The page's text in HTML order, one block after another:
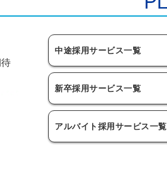
中途採用サービス一覧
新卒採用サービス一覧
アルバイト採用サービス一覧